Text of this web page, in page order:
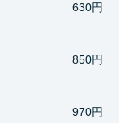
630円
850円
970円